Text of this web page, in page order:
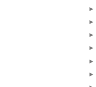
►
►
►
►
►
►